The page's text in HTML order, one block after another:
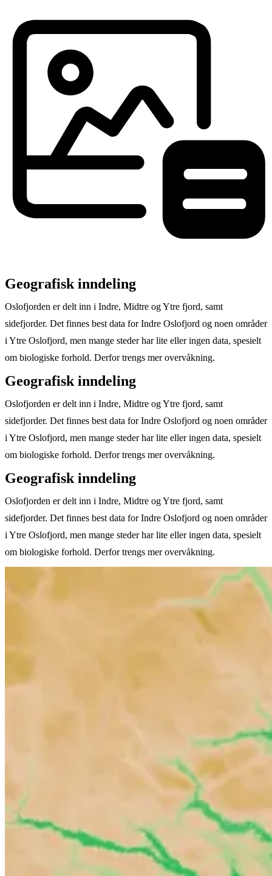
Geografisk inndeling
Oslofjorden er delt inn i Indre, Midtre og Ytre fjord, samt
sidefjorder. Det finnes best data for Indre Oslofjord og noen områder
i Ytre Oslofjord, men mange steder har lite eller ingen data, spesielt
om biologiske forhold. Derfor trengs mer overvåkning.
Geografisk inndeling
Oslofjorden er delt inn i Indre, Midtre og Ytre fjord, samt
sidefjorder. Det finnes best data for Indre Oslofjord og noen områder
i Ytre Oslofjord, men mange steder har lite eller ingen data, spesielt
om biologiske forhold. Derfor trengs mer overvåkning.
Geografisk inndeling
Oslofjorden er delt inn i Indre, Midtre og Ytre fjord, samt
sidefjorder. Det finnes best data for Indre Oslofjord og noen områder
i Ytre Oslofjord, men mange steder har lite eller ingen data, spesielt
om biologiske forhold. Derfor trengs mer overvåkning.